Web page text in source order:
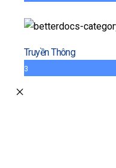
Truyền Thông
3